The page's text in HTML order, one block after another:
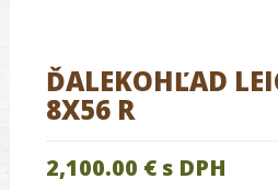
ĎALEKOHĽAD
8X56 R
2,100.00 € s DPH